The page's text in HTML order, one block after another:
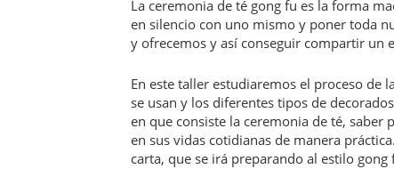
La ceremonia de té gong fu es la forma
en silencio con uno mismo y poner toda
y ofrecemos y así conseguir compartir un
En este taller estudiaremos el proceso de
se usan y los diferentes tipos de
en que consiste la ceremonia de té,
en sus vidas cotidianas de manera
carta, que se irá preparando al estilo